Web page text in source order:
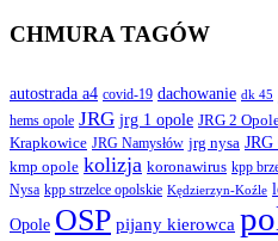
CHMURA TAGÓW
autostrada a4 covid-19 dachowanie dk 45
hems opole JRG jrg 1 opole JRG 2
Krapkowice JRG Namysłów jrg nysa JRG
kmp opole kolizja koronawirus kpp
Nysa kpp strzelce opolskie Kędzierzyn-Koźle
Opole OSP pijany kierowca